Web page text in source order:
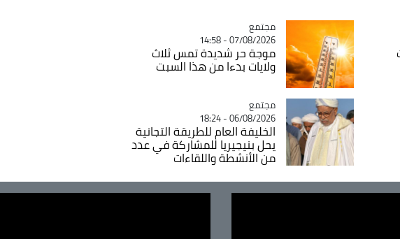
Catégorie
مجتمع
07/08/2026 - 14:58
موجة حر شديدة تمس ثلاث
ولايات بدءا من هذا السبت
Catégorie
مجتمع
06/08/2026 - 18:24
الخليفة العام للطريقة التجانية
يحل بنيجيريا للمشاركة في عدد
من الأنشطة واللقاءات